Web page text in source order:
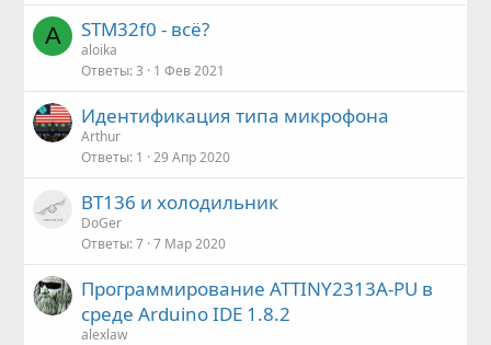
A STM32f0 - всё?
aloika
Ответы 3 1 Фев 2021
Идентификация типа микрофона
Arthur
Ответы 1 29 Апр 2020
BT136 и холодильник
DoGer
Ответы 7 7 Мар 2020
Программирование ATTINY2313A-PU в
среде Arduino IDE 1.8.2
alexlaw